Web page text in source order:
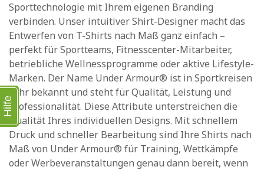
Sporttechnologie mit Ihrem eigenen Branding
verbinden. Unser intuitiver Shirt-Designer macht das
Entwerfen von T-Shirts nach Maß ganz einfach –
perfekt für Sportteams, Fitnesscenter-Mitarbeiter,
betriebliche Wellnessprogramme oder aktive Lifestyle-
Marken. Der Name Under Armour® ist in Sportkreisen
sehr bekannt und steht für Qualität, Leistung und
Professionalität. Diese Attribute unterstreichen die
Qualität Ihres individuellen Designs. Mit schnellem
Druck und schneller Bearbeitung sind Ihre Shirts nach
Maß von Under Armour® für Training, Wettkämpfe
oder Werbeveranstaltungen genau dann bereit, wenn
Hilfe